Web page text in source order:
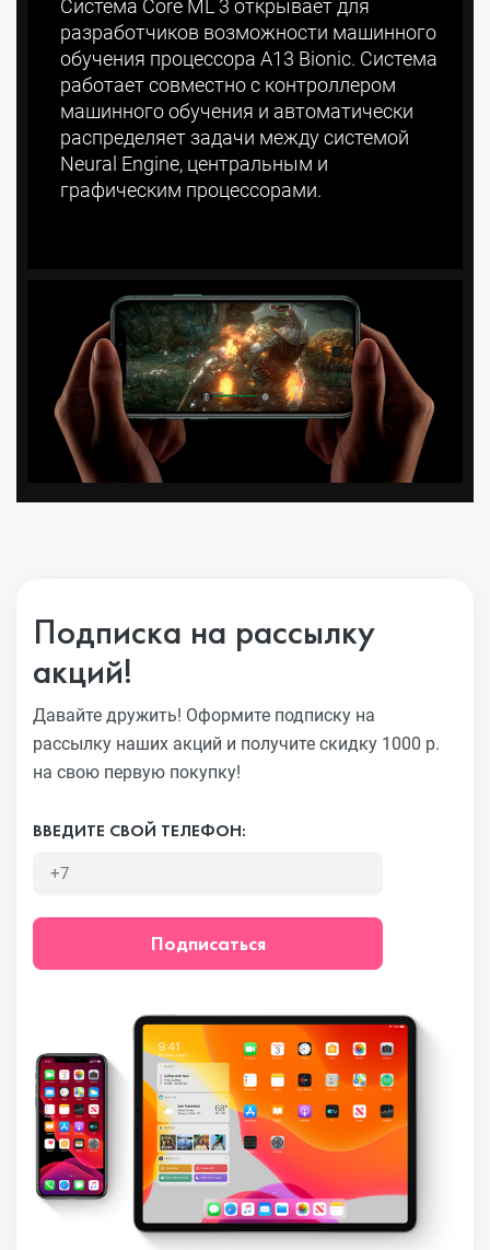
Система Core ML 3 открывает для
разработчиков возможности машинного
обучения процессора A13 Bionic. Система
работает совместно с контроллером
машинного обучения и автоматически
распределяет задачи между системой
Neural Engine, центральным и
графическим процессорами.
Подписка на рассылку
акций!
Давайте дружить! Оформите подписку на
рассылку наших акций и получите скидку 1000 р.
на свою первую покупку!
ВВЕДИТЕ СВОЙ ТЕЛЕФОН:
Подписаться